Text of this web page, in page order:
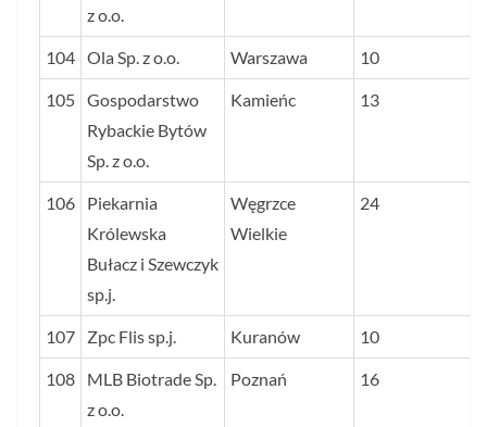
z o.o.
104 Ola Sp. z o.o. Warszawa 10
105 Gospodarstwo
Rybackie Bytów
Sp. z o.o.
Kamieńc 13
106
Piekarnia
Królewska
Bułacz i Szewczyk
sp.j.
Węgrzce
Wielkie
24
107 Zpc Flis sp.j. Kuranów 10
108
MLB Biotrade Sp.
z o.o.
Poznań 16